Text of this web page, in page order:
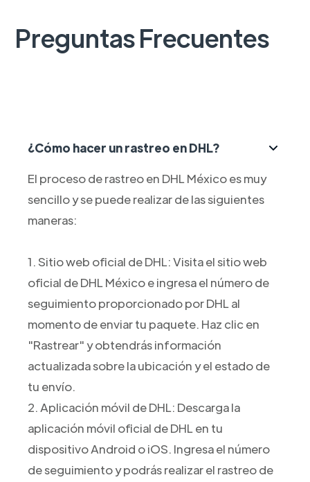
Preguntas Frecuentes
¿Cómo hacer un rastreo en DHL?
El proceso de rastreo en DHL México es muy
sencillo y se puede realizar de las siguientes
maneras:
1. Sitio web oficial de DHL: Visita el sitio web
oficial de DHL México e ingresa el número de
seguimiento proporcionado por DHL al
momento de enviar tu paquete. Haz clic en
"Rastrear" y obtendrás información
actualizada sobre la ubicación y el estado de
tu envío.
2. Aplicación móvil de DHL: Descarga la
aplicación móvil oficial de DHL en tu
dispositivo Android o iOS. Ingresa el número
de seguimiento y podrás realizar el rastreo de